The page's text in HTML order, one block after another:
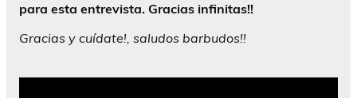
para esta entrevista. Gracias infinitas!!
Gracias y cuídate!, saludos barbudos!!